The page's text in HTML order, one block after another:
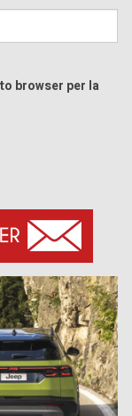
browser per la